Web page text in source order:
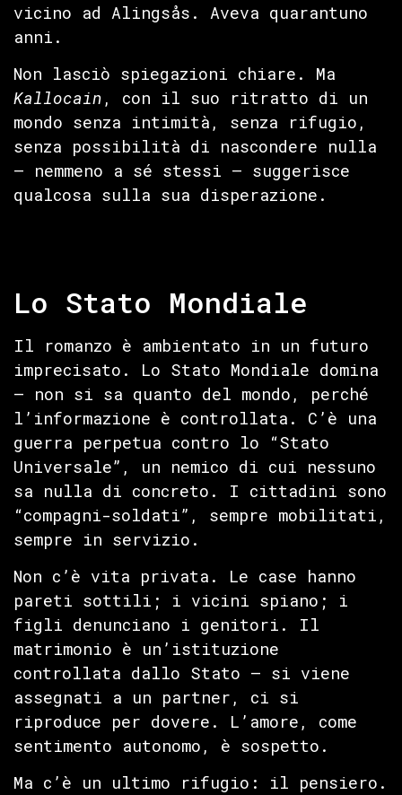
vicino ad Alingsås. Aveva quarantuno
anni.
Non lasciò spiegazioni chiare. Ma
Kallocain , con il suo ritratto di un
mondo senza intimità, senza rifugio,
senza possibilità di nascondere nulla
— nemmeno a sé stessi — suggerisce
qualcosa sulla sua disperazione.
Lo Stato Mondiale
Il romanzo è ambientato in un futuro
imprecisato. Lo Stato Mondiale domina
— non si sa quanto del mondo, perché
l’informazione è controllata. C’è una
guerra perpetua contro lo “Stato
Universale”, un nemico di cui nessuno
sa nulla di concreto. I cittadini sono
“compagni-soldati”, sempre mobilitati,
sempre in servizio.
Non c’è vita privata. Le case hanno
pareti sottili; i vicini spiano; i
figli denunciano i genitori. Il
matrimonio è un’istituzione
controllata dallo Stato — si viene
assegnati a un partner, ci si
riproduce per dovere. L’amore, come
sentimento autonomo, è sospetto.
Ma c’è un ultimo rifugio: il pensiero.